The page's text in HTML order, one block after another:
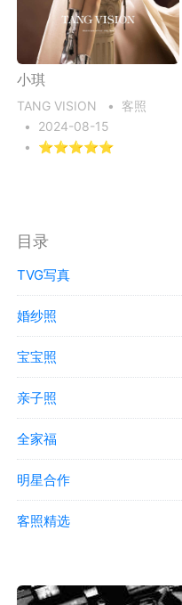
小琪
TANG VISION • 客照
•
2024-08-15
•
⭐⭐⭐⭐⭐
目录
TVG写真
婚纱照
宝宝照
亲子照
全家福
明星合作
客照精选